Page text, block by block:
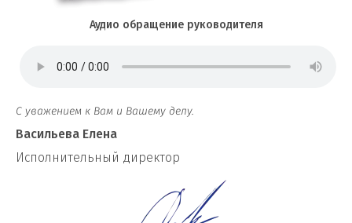
Аудио обращение руководителя
С уважением к Вам и Вашему делу.
Васильева Елена
И сполнительный директор